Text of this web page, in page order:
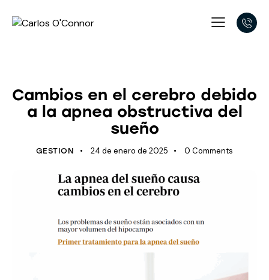
Cambios en el cerebro debido
a la apnea obstructiva del
sueño
GESTION 24 de enero de 2025 0 Comments